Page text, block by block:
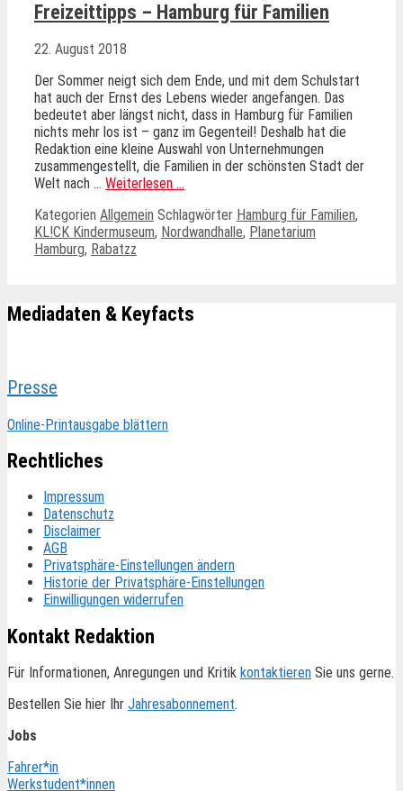
Freizeittipps – Hamburg für Familien
22. August 2018
Der Sommer neigt sich dem Ende, und mit dem Schulstart
hat auch der Ernst des Lebens wieder angefangen. Das
bedeutet aber längst nicht, dass in Hamburg für Familien
nichts mehr los ist – ganz im Gegenteil! Deshalb hat die
Redaktion eine kleine Auswahl von Unternehmungen
zusammengestellt, die Familien in der schönsten Stadt der
Welt nach … Weiterlesen …
Kategorien Allgemein Schlagwörter Hamburg für Familien,
KL!CK Kindermuseum, Nordwandhalle, Planetarium
Hamburg, Rabatzz
Mediadaten & Keyfacts
Presse
Online-Printausgabe blättern
Rechtliches
Impressum
Datenschutz
Disclaimer
AGB
Privatsphäre-Einstellungen ändern
Historie der Privatsphäre-Einstellungen
Einwilligungen widerrufen
Kontakt Redaktion
Für Informationen, Anregungen und Kritik kontaktieren Sie uns gerne.
Bestellen Sie hier Ihr Jahresabonnement.
Jobs
Fahrer*in
Werkstudent*innen